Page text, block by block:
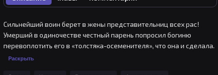
Сильнейший воин берет в жены представительниц всех рас!
Умерший в одиночестве честный парень попросил богиню
перевоплотить его в «толстяка-осеменителя», что она и сделала.
Богиня превращается в цыпленка Пиноккио и присматривает за
Раскрыть